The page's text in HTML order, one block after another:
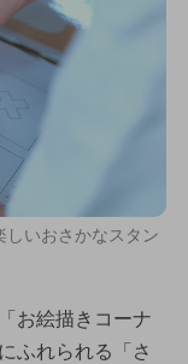
いおさかなスタン
お絵描きコーナ
ふれられる「さ